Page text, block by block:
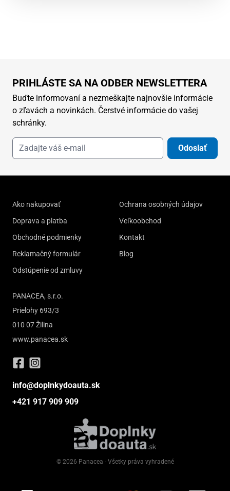
PRIHLÁSTE SA NA ODBER NEWSLETTERA
Buďte informovaní a nezmeškajte najnovšie informácie
o zľavách a novinkách. Čerstvé informácie do vašej
schránky.
Odoslať
Ako nakupovať
Doprava a platba
Obchodné podmienky
Reklamačný formulár
Odstúpenie od zmluvy
Ochrana osobných údajov
Veľkoobchod
Kontakt
Blog
PANACEA, s.r.o.
Prielohy 693/3
010 07 Žilina
www.panacea.sk
info@doplnkydoauta.sk
+421 917 909 909
© 2026 Panacea - Všetky práva vyhradené